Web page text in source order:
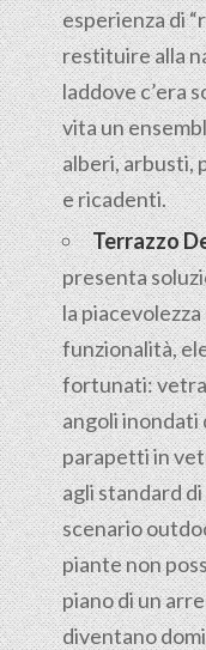
esperienza di
restituire alla
laddove c’era
vita un
alberi, arbusti,
e ricadenti.
Terrazzo
presenta
la
funzionalità,
fortunati:
angoli
parapetti in
agli standard
scenario
piante non
piano di un
diventano